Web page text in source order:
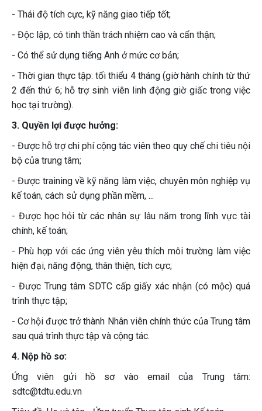
- Thái độ tích cực, kỹ năng giao tiếp tốt;
- Độc lập, có tinh thần trách nhiệm cao và cẩn thận;
- Có thể sử dụng tiếng Anh ở mức cơ bản;
- Thời gian thực tập: tối thiểu 4 tháng (giờ hành chính từ thứ
2 đến thứ 6; hỗ trợ sinh viên linh động giờ giấc trong việc
học tại trường).
3. Quyền lợi được hưởng:
- Được hỗ trợ chi phí cộng tác viên theo quy chế chi tiêu nội
bộ của trung tâm;
- Được training về kỹ năng làm việc, chuyên môn nghiệp vụ
kế toán, cách sử dụng phần mềm, ...
- Được học hỏi từ các nhân sự lâu năm trong lĩnh vực tài
chính, kế toán;
- Phù hợp với các ứng viên yêu thích môi trường làm việc
hiện đại, năng động, thân thiện, tích cực;
- Được Trung tâm SDTC cấp giấy xác nhận (có mộc) quá
trình thực tập;
- Cơ hội được trở thành Nhân viên chính thức của Trung tâm
sau quá trình thực tập và cộng tác.
4. Nộp hồ sơ:
Ứng viên gửi hồ sơ vào email của Trung tâm:
sdtc@tdtu.edu.vn